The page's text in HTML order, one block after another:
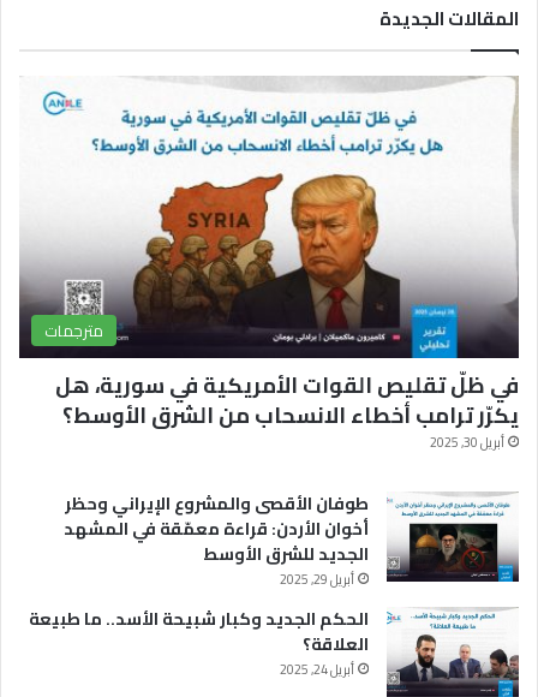
ب
و
ك
u
T
u
b
e
ق
ا
م
المقالات الجديدة
مترجمات
في ظلّ تقليص القوات الأمريكية في سورية، هل
يكرّر ترامب أخطاء الانسحاب من الشرق الأوسط؟
أبريل 30, 2025
طوفان الأقصى والمشروع الإيراني وحظر
أخوان الأردن: قراءة معمّقة في المشهد
الجديد للشرق الأوسط
أبريل 29, 2025
الحكم الجديد وكبار شبيحة الأسد.. ما طبيعة
العلاقة؟
أبريل 24, 2025